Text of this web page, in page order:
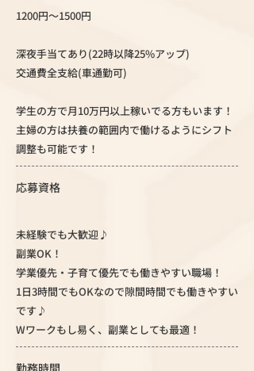
1200円～1500円
深夜手当てあり(22時以降25%アップ)
交通費全支給(車通勤可)
学生の方で月10万円以上稼いでる方もいます！
主婦の方は扶養の範囲内で働けるようにシフト
調整も可能です！
応募資格
未経験でも大歓迎♪
副業OK！
学業優先・子育て優先でも働きやすい職場！
1日3時間でもOKなので隙間時間でも働きやすい
です♪
Wワークもし易く、副業としても最適！
勤務時間